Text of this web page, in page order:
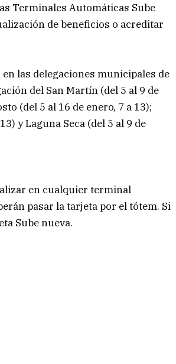
Terminales Automáticas Sube
de beneficios o acreditar
las delegaciones municipales de
del San Martín (del 5 al 9 de
(del 5 al 16 de enero, 7 a 13);
y Laguna Seca (del 5 al 9 de
en cualquier terminal
pasar la tarjeta por el tótem. Si
Sube nueva.